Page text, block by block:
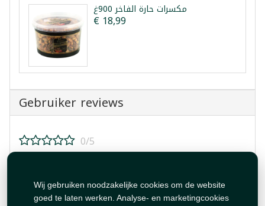
Wij gebruiken noodzakelijke cookies om de website
goed te laten werken. Analyse- en marketingcookies
مكسرات حارة الفاخر 900غ
€ 18,99
Gebruiker reviews
0/5